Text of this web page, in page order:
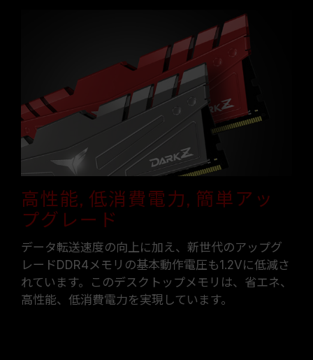
高性能, 低消費電力, 簡単アッ
プグレード
データ転送速度の向上に加え、新世代のアップグ
レードDDR4メモリの基本動作電圧も1.2Vに低減さ
れています。このデスクトップメモリは、省エネ、
高性能、低消費電力を実現しています。